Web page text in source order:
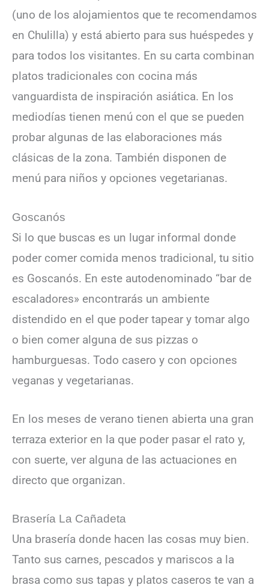
(uno de los alojamientos que te recomendamos
en Chulilla) y está abierto para sus huéspedes y
para todos los visitantes. En su carta combinan
platos tradicionales con cocina más
vanguardista de inspiración asiática. En los
mediodías tienen menú con el que se pueden
probar algunas de las elaboraciones más
clásicas de la zona. También disponen de
menú para niños y opciones vegetarianas.
Goscanós
Si lo que buscas es un lugar informal donde
poder comer comida menos tradicional, tu sitio
es Goscanós. En este autodenominado “bar de
escaladores» encontrarás un ambiente
distendido en el que poder tapear y tomar algo
o bien comer alguna de sus pizzas o
hamburguesas. Todo casero y con opciones
veganas y vegetarianas.
En los meses de verano tienen abierta una gran
terraza exterior en la que poder pasar el rato y,
con suerte, ver alguna de las actuaciones en
directo que organizan.
Brasería La Cañadeta
Una brasería donde hacen las cosas muy bien.
Tanto sus carnes, pescados y mariscos a la
brasa como sus tapas y platos caseros te van a